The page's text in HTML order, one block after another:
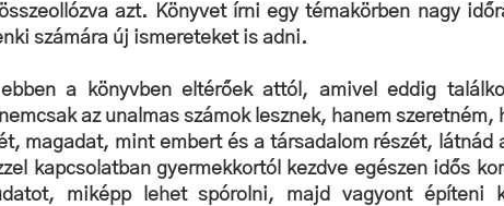
azt. Könyvet írni egy témakörben nagy
számára új ismereteket is adni.
a könyvben eltérőek attól, amivel eddig
az unalmas számok lesznek, hanem szeretném,
magadat, mint embert és a társadalom részét, látnád
kapcsolatban gyermekkortól kezdve egészen idős
miképp lehet spórolni, majd vagyont építeni